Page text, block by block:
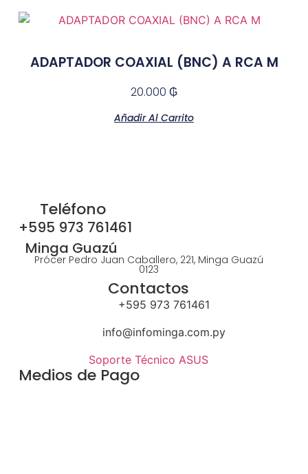
ADAPTADOR COAXIAL (BNC) A RCA M
20.000 ₲
Añadir Al Carrito
Teléfono
+595 973 761461
Minga Guazú
Prócer Pedro Juan Caballero, 221, Minga Guazú
0123
Contactos
+595 973 761461
info@infominga.com.py
Soporte Técnico ASUS
Medios de Pago